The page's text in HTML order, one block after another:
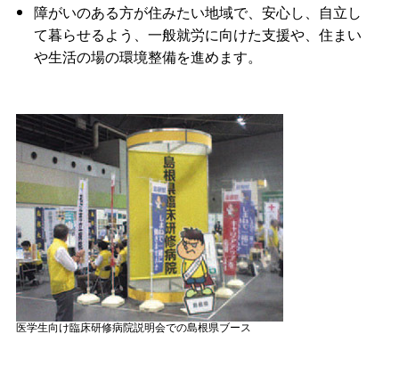
障がいのある方が住みたい地域で、安心し、自立し
て暮らせるよう、一般就労に向けた支援や、住まい
や生活の場の環境整備を進めます。
医学生向け臨床研修病院説明会での島根県ブース